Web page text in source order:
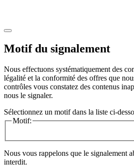
Motif du signalement
Nous effectuons systématiquement des
légalité et la conformité des offres que
contrôles vous constatez des contenus
nous le signaler.
Sélectionnez un motif dans la liste ci-
Motif:
Nous vous rappelons que le signalement
interdit.